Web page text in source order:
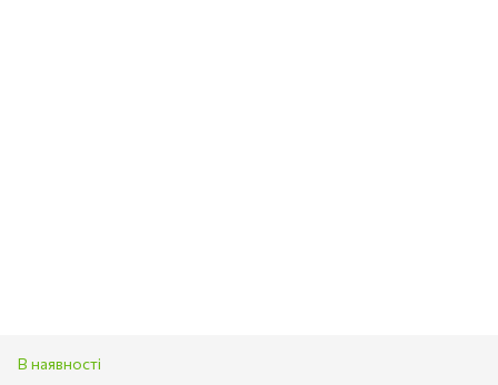
В наявності